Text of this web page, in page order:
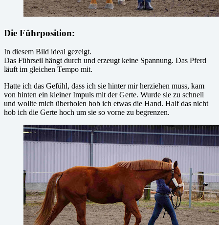
Die Führposition:
In diesem Bild ideal gezeigt.
Das Führseil hängt durch und erzeugt keine Spannung. Das Pferd
läuft im gleichen Tempo mit.
Hatte ich das Gefühl, dass ich sie hinter mir herziehen muss, kam
von hinten ein kleiner Impuls mit der Gerte. Wurde sie zu schnell
und wollte mich überholen hob ich etwas die Hand. Half das nicht
hob ich die Gerte hoch um sie so vorne zu begrenzen.